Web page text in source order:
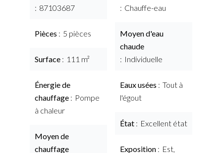
87103687
Pièces 5 pièces
Surface 111 m²
Énergie de
chauffage
Pompe
à chaleur
Moyen de
chauffage
Chauffe-eau
Moyen d'eau
chaude
Individuelle
Eaux usées
Tout à
l'égout
État Excellent état
Exposition
Est,